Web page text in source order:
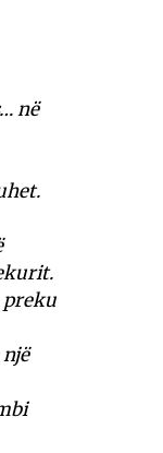
në
preku